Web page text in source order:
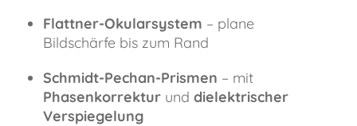
Flattner-Okularsystem – plane
Bildschärfe bis zum Rand
Schmidt-Pechan-Prismen – mit
Phasenkorrektur und dielektrischer
Verspiegelung